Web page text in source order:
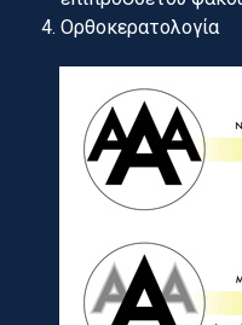
Ορθοκερατολογία